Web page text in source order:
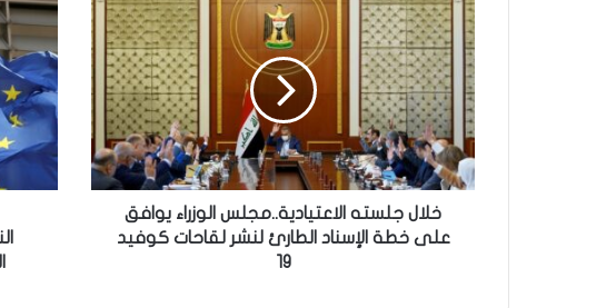
ل
ا
ل
ج
ل
س
ت
ه
خلال جلسته الاعتيادية..مجلس الوزراء يوافق
على خطة الإسناد الطارئ لنشر لقاحات كوفيد
19
ل
ت
ف
ا
د
ي
ت
د